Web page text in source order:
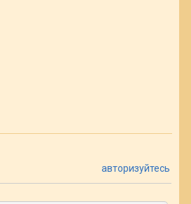
авторизуйтесь